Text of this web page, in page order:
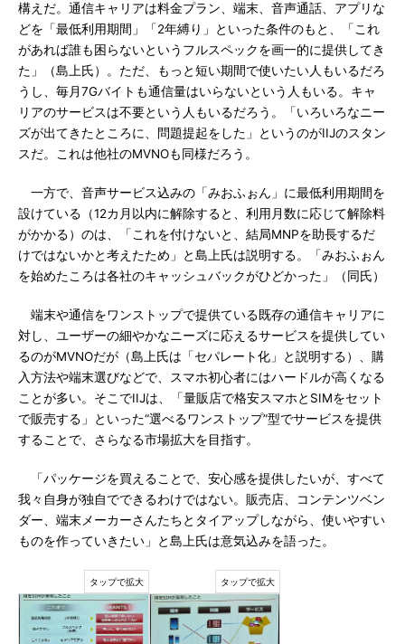
構えだ。通信キャリアは料金プラン、端末、音声通話、アプリな
どを「最低利用期間」「2年縛り」といった条件のもと、「これ
があれば誰も困らないというフルスペックを画一的に提供してき
た」（島上氏）。ただ、もっと短い期間で使いたい人もいるだろ
うし、毎月7Gバイトも通信量はいらないという人もいる。キャ
リアのサービスは不要という人もいるだろう。「いろいろなニー
ズが出てきたところに、問題提起をした」というのがIIJのスタン
スだ。これは他社のMVNOも同様だろう。
一方で、音声サービス込みの「みおふぉん」に最低利用期間を
設けている（12カ月以内に解除すると、利用月数に応じて解除料
がかかる）のは、「これを付けないと、結局MNPを助長するだ
けではないかと考えたため」と島上氏は説明する。「みおふぉん
を始めたころは各社のキャッシュバックがひどかった」（同氏）
端末や通信をワンストップで提供ている既存の通信キャリアに
対し、ユーザーの細やかなニーズに応えるサービスを提供してい
るのがMVNOだが（島上氏は「セパレート化」と説明する）、購
入方法や端末選びなどで、スマホ初心者にはハードルが高くなる
ことが多い。そこでIIJは、「量販店で格安スマホとSIMをセット
で販売する」といった“選べるワンストップ”型でサービスを提供
することで、さらなる市場拡大を目指す。
「パッケージを買えることで、安心感を提供したいが、すべて
我々自身が独自でできるわけではない。販売店、コンテンツベン
ダー、端末メーカーさんたちとタイアップしながら、使いやすい
ものを作っていきたい」と島上氏は意気込みを語った。